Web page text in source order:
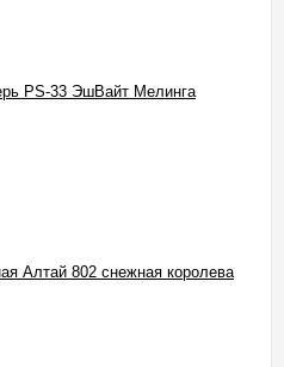
PS-33 ЭшВайт Мелинга
Алтай 802 снежная королева